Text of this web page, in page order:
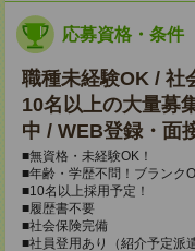
応募資格・条件
職種未経験OK / 社
10名以上の大量募
中 / WEB登録・面
■無資格・未経験OK！
■年齢・学歴不問！ブランク
■10名以上採用予定！
■履歴書不要
■社会保険完備
■社員登用あり（紹介予定派遣